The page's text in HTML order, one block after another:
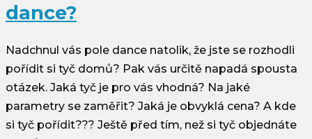
dance?
Nadchnul vás pole dance natolik, že jste se rozhodli
pořídit si tyč domů? Pak vás určitě napadá spousta
otázek. Jaká tyč je pro vás vhodná? Na jaké
parametry se zaměřit? Jaká je obvyklá cena? A kde
si tyč pořídit??? Ještě před tím, než si tyč objednáte